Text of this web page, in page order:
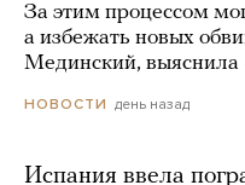
За этим процессом
а избежать новых
Мединский, выяснила
НОВОСТИ день назад
Испания ввела